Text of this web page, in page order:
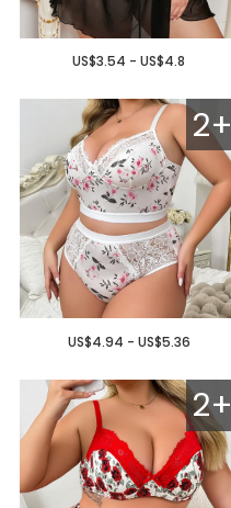
US$3.54 - US$4.8
2+
US$4.94 - US$5.36
2+